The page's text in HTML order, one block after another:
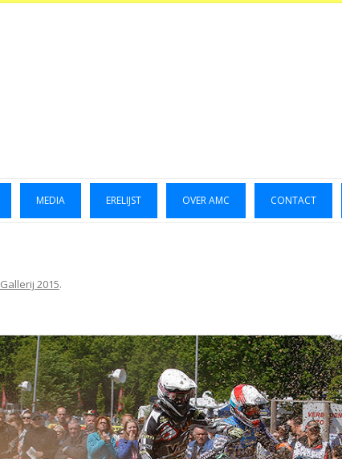
MEDIA
FOTO’S OKTOBER 2023
FOTO’S SEPTEMBER 2024
FOTO’S MAART 2025
FOTO’S OKTOBER 2025
ERELIJST OVER AMC CONTACT
Gallerij 2015.